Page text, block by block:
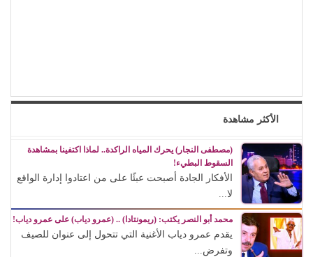
الأكثر مشاهدة
(مصطفى النجار) يحرك المياه الراكدة.. لماذا اكتفينا بمشاهدة
السقوط البطيء!
الأفكار الجادة أصبحت عبئًا على من اعتادوا إدارة الواقع
لا...
محمد أبو النصر يكتب: (ريمونتادا) .. (عمرو دياب) على عمرو دياب!
يقدم عمرو دياب الأغنية التي تتحول إلى عنوان للصيف
وتفرض...